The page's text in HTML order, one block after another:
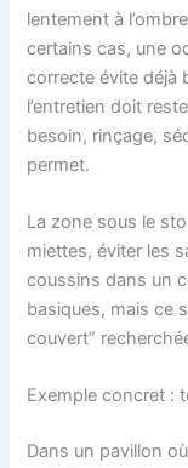
lentement à
certains cas, une
correcte évite déjà
l’entretien doit
besoin, rinçage,
permet.
La zone sous le
miettes, éviter les
coussins dans un
basiques, mais ce
couvert”
Exemple concret :
Dans un pavillon